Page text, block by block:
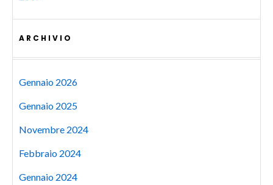
ARCHIVIO
Gennaio 2026
Gennaio 2025
Novembre 2024
Febbraio 2024
Gennaio 2024